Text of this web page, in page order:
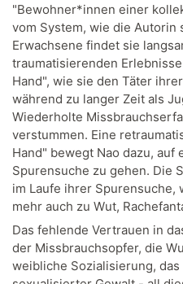
"Bewohner*innen einer
vom System, wie die Autorin
Erwachsene findet sie
traumatisierenden
Hand", wie sie den Täter
während zu langer Zeit als
Wiederholte
verstummen. Eine
Hand" bewegt Nao dazu, auf
Spurensuche zu gehen. Die
im Laufe ihrer Spurensuche,
mehr auch zu Wut,
Das fehlende Vertrauen in
der Missbrauchsopfer, die
weibliche Sozialisierung,